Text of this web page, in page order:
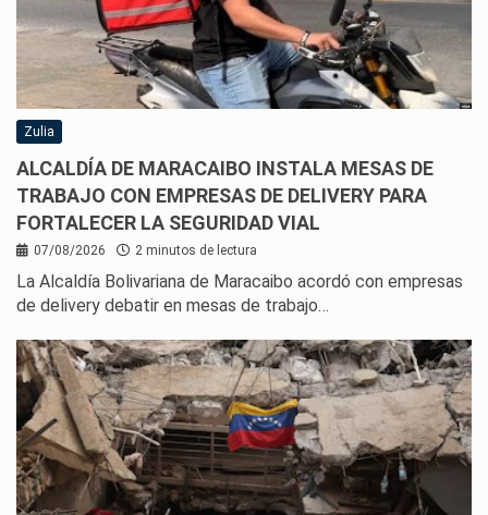
Zulia
ALCALDÍA DE MARACAIBO INSTALA MESAS DE
TRABAJO CON EMPRESAS DE DELIVERY PARA
FORTALECER LA SEGURIDAD VIAL
07/08/2026 2 minutos de lectura
La Alcaldía Bolivariana de Maracaibo acordó con empresas
de delivery debatir en mesas de trabajo…